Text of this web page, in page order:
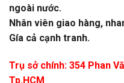
ngoài nước.
Nhân viên giao hàng,
Gía cả cạnh tranh.
Trụ sở chính: 354 Phan
Tp.HCM